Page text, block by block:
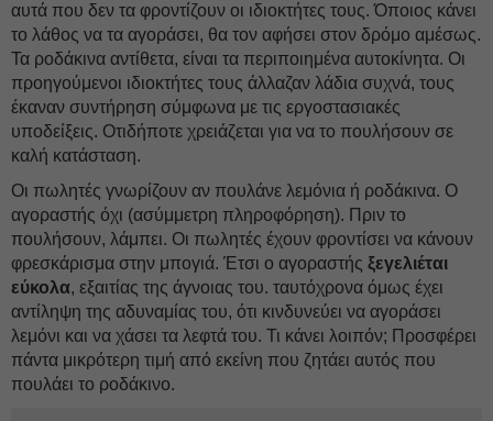
αυτά που δεν τα φροντίζουν οι ιδιοκτήτες τους. Όποιος κάνει
το λάθος να τα αγοράσει, θα τον αφήσει στον δρόμο αμέσως.
Τα ροδάκινα αντίθετα, είναι τα περιποιημένα αυτοκίνητα. Οι
προηγούμενοι ιδιοκτήτες τους άλλαζαν λάδια συχνά, τους
έκαναν συντήρηση σύμφωνα με τις εργοστασιακές
υποδείξεις. Οτιδήποτε χρειάζεται για να το πουλήσουν σε
καλή κατάσταση.
Οι πωλητές γνωρίζουν αν πουλάνε λεμόνια ή ροδάκινα. Ο
αγοραστής όχι (ασύμμετρη πληροφόρηση). Πριν το
πουλήσουν, λάμπει. Οι πωλητές έχουν φροντίσει να κάνουν
φρεσκάρισμα στην μπογιά. Έτσι ο αγοραστής ξεγελιέται
εύκολα, εξαιτίας της άγνοιας του. ταυτόχρονα όμως έχει
αντίληψη της αδυναμίας του, ότι κινδυνεύει να αγοράσει
λεμόνι και να χάσει τα λεφτά του. Τι κάνει λοιπόν; Προσφέρει
πάντα μικρότερη τιμή από εκείνη που ζητάει αυτός που
πουλάει το ροδάκινο.